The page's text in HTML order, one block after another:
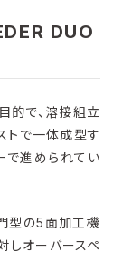
DUO
的で、溶接組立
トで一体成型す
で進められてい
型の5面加工機
しオーバースペ